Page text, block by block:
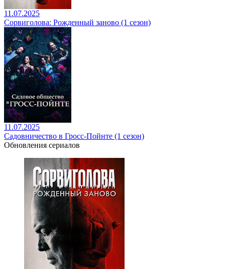
11.07.2025
Сорвиголова: Рожденный заново (1 сезон)
11.07.2025
Садовничество в Гросс-Пойнте (1 сезон)
Обновления сериалов